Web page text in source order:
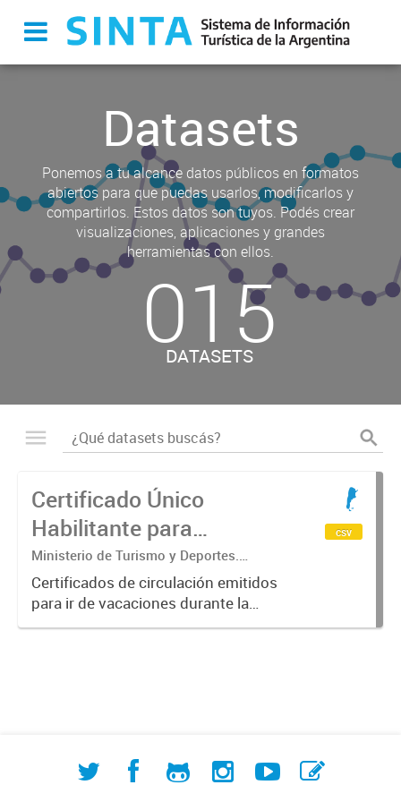
Datasets
Ponemos a tu alcance datos públicos en formatos
abiertos para que puedas usarlos, modificarlos y
compartirlos. Estos datos son tuyos. Podés crear
visualizaciones, aplicaciones y grandes
herramientas con ellos.
015
DATASETS
Certificado Único
Habilitante para
Circulación (CUHC) -
VERANO
Ministerio de Turismo y Deportes.
Subsecretaría de Desarrollo Estratégico.
Dirección Nacional de Mercados y
Estadística
Certificados de circulación emitidos
para ir de vacaciones durante la
emergencia sanitaria
csv